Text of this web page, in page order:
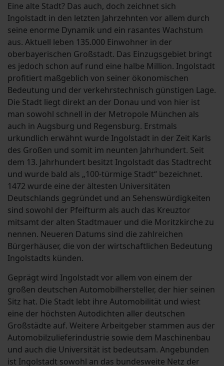
Eine alte Stadt? Das auch, doch zeichnet sich
Ingolstadt in den letzten Jahrzehnten vor allem durch
seine enorme Dynamik und ein rasantes Wachstum
aus. Aktuell leben 135.000 Einwohner in der
oberbayerischen Großstadt. Das Einzugsgebiet bringt
es jedoch schon auf rund eine halbe Million. Ingolstadt
profitiert maßgeblich von seiner ökonomischen
Bedeutung und der verkehrstechnisch günstigen Lage.
Die Stadt liegt direkt an der Donau und von hier ist
man sowohl schnell in der Metropole München als
auch in Augsburg und Regensburg. Erstmals
urkundlich erwähnt wurde Ingolstadt in der Zeit Karls
des Großen und somit im neunten Jahrhundert. Seit
dem 13. Jahrhundert besitzt Ingolstadt das Stadtrecht
und wurde bald als „100-türmige Stadt“ bezeichnet.
1472 wurde eine der ältesten Universitäten
Deutschlands gegründet und an Sehenswürdigkeiten
sind sowohl der Pfeifturm als auch das Kreuztor
mitsamt der alten Stadtmauer und die Moritzkirche zu
nennen. Neueren Datums sind die zahlreichen
Bürgerhäuser, die von der wirtschaftlichen Bedeutung
Ingolstadts künden.
Geprägt wird Ingolstadt vor allem von einem der
großen deutschen Automobilhersteller, der hier seinen
Sitz hat. Die Stadt lebt ihre Automobilität und wiest
eine der höchsten Autodichten aller deutschen
Großstädte auf. Weitere Arbeitgeber stammen aus der
Automobilzulieferindustrie sowie dem Maschinenbau
und auch die Universität ist bedeutsam. Angebunden
ist Ingolstadt sowohl an das bundesweite Netz der